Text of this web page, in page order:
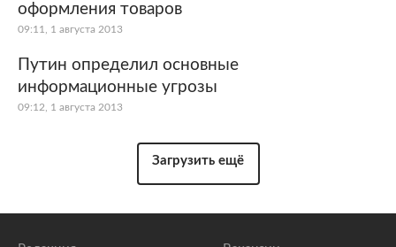
оформления товаров
09:11, 1 августа 2013
Путин определил основные
информационные угрозы
09:12, 1 августа 2013
Загрузить ещё